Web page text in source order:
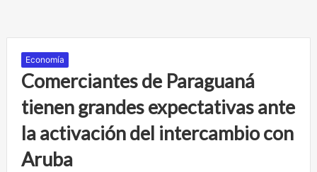
Economía
Comerciantes de Paraguaná
tienen grandes expectativas ante
la activación del intercambio con
Aruba